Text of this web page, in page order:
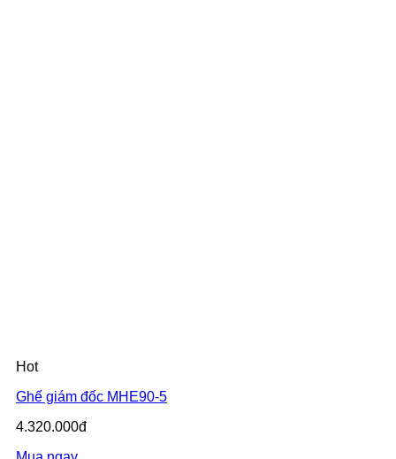
Hot
Ghế giám đốc MHE90-5
4.320.000đ